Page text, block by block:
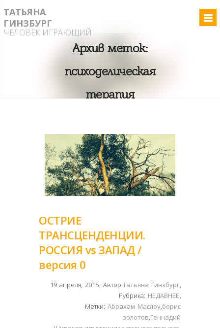
ТАТЬЯНА
ГИНЗБУРГ
ЧЕЛОВЕК ИГРАЮЩИЙ
Архив меток:
психоделическая
терапия
ОСТРИЕ
ТРАНСЦЕНДЕНЦИИ.
РОССИЯ vs ЗАПАД /
версия 0
19 апреля, 2015, Автор:Татьяна Гинзбург,
Рубрика: НЕДАВНЕЕ,
Метки: Абрахам Маслоу,борис
золотов,Геннадий